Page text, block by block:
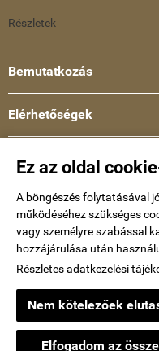
Ez az oldal
A böngészés folytatásával
működéséhez szükséges
vagy személyre szabással
hozzájárulása után
Részletes adatkezelési
Nem kötelezőek
Elfogadom az
Részletek
Bemutatkozás
Elérhetőségek
Telefonszám: +36-30-634-
E-mail:
kataullmann@gmail.com